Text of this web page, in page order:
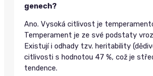
genech?
Ano. Vysoká citlivost je
Temperament je ze své podstaty
Existují i odhady tzv. heritability
citlivosti s hodnotou 47 %, což je
tendence.